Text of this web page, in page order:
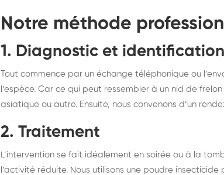
Notre méthode
1. Diagnostic et identification
Tout commence par un échange téléphonique ou
l’espèce. Car ce qui peut ressembler à un nid de
asiatique ou autre. Ensuite, nous convenons d’un
2. Traitement
L’intervention se fait idéalement en soirée ou à la
l’activité réduite. Nous utilisons une poudre